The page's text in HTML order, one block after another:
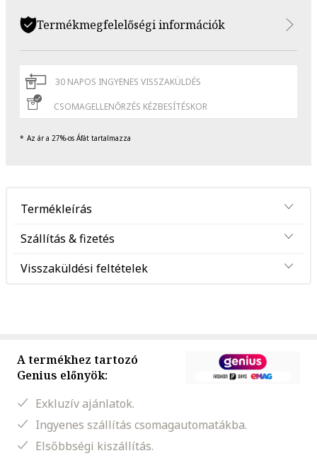
Termékmegfelelőségi információk
30 NAPOS INGYENES VISSZAKÜLDÉS
CSOMAGELLENŐRZÉS KÉZBESÍTÉSKOR
Az ár a 27%-os Áfát tartalmazza
Termékleírás
Szállítás & fizetés
Visszaküldési feltételek
A termékhez tartozó
Genius előnyök:
Exkluzív ajánlatok.
Ingyenes szállítás csomagautomatákba.
Elsőbbségi kiszállítás.